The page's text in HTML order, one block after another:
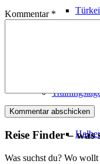
Türkei
Kommentar *
Reise Finder – was
Was suchst du? Wo